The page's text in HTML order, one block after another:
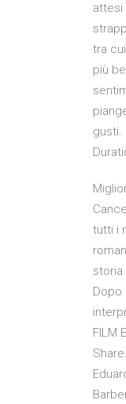
attesi
tra
più
gusti.
tutti i
storia
Dopo
FILM